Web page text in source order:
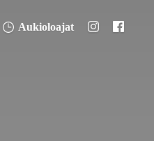
Aukioloajat